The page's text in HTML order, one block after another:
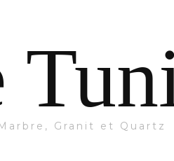
Granit et Quartz